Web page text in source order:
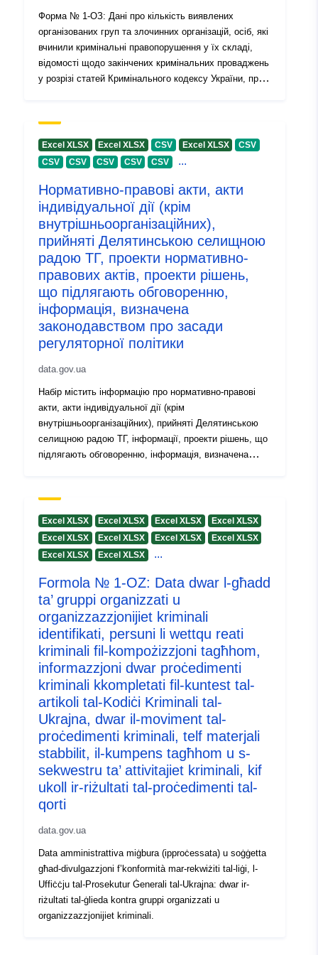
Форма № 1-ОЗ: Дані про кількість виявлених
організованих груп та злочинних організацій, осіб, які
вчинили кримінальні правопорушення у їх складі,
відомості щодо закінчених кримінальних проваджень
у розрізі статей Кримінального кодексу України, про
предметів злочинної діяльності, а також про
результати судового розгляду
Excel XLSX Excel XLSX CSV Excel XLSX
CSV
CSV
CSV CSV CSV CSV ...
Нормативно-правові акти, акти
індивідуальної дії (крім
внутрішньоорганізаційних),
прийняті Делятинською селищною
радою ТГ, проекти нормативно-
правових актів, проекти рішень,
що підлягають обговоренню,
інформація, визначена
законодавством про засади
регуляторної політики
data.gov.ua
Набір містить інформацію про нормативно-правові
акти, акти індивідуальної дії (крім
внутрішньоорганізаційних), прийняті Делятинською
селищною радою ТГ, інформації, проекти рішень, що
підлягають обговоренню, інформація, визначена
Excel XLSX Excel XLSX Excel XLSX
Excel XLSX
Excel XLSX
Excel XLSX Excel XLSX
Excel XLSX
Excel XLSX
Excel XLSX ...
Formola № 1-OZ: Data dwar l-għadd
ta’ gruppi organizzati u
organizzazzjonijiet kriminali
identifikati, persuni li wettqu reati
kriminali fil-kompożizzjoni tagħhom,
informazzjoni dwar proċedimenti
kriminali kkompletati fil-kuntest tal-
artikoli tal-Kodiċi Kriminali tal-
Ukrajna, dwar il-moviment tal-
proċedimenti kriminali, telf materjali
stabbilit, il-kumpens tagħhom u s-
sekwestru ta’ attivitajiet kriminali, kif
ukoll ir-riżultati tal-proċedimenti tal-
qorti
data.gov.ua
Data amministrattiva miġbura (ipproċessata) u soġġetta
għad-divulgazzjoni f’konformità mar-rekwiżiti tal-liġi, l-
Uffiċċju tal-Prosekutur Ġenerali tal-Ukrajna: dwar ir-
riżultati tal-ġlieda kontra gruppi organizzati u
organizzazzjonijiet kriminali.